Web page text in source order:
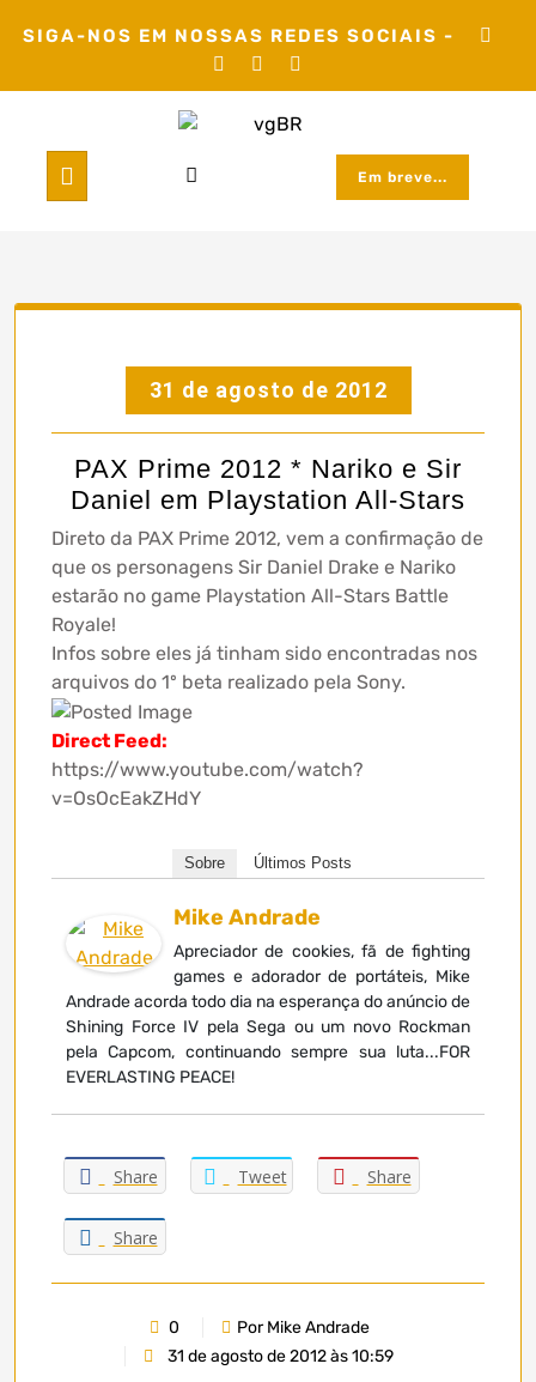
SIGA-NOS EM NOSSAS REDES SOCIAIS -
Em breve...
31 de agosto de 2012
PAX Prime 2012 * Nariko e Sir
Daniel em Playstation All-Stars
Direto da PAX Prime 2012, vem a confirmação de
que os personagens Sir Daniel Drake e Nariko
estarão no game Playstation All-Stars Battle
Royale!
Infos sobre eles já tinham sido encontradas nos
arquivos do 1º beta realizado pela Sony.
Direct Feed:
https://www.youtube.com/watch?
v=OsOcEakZHdY
Sobre Últimos Posts
Mike Andrade
Apreciador de cookies, fã de fighting
games e adorador de portáteis, Mike
Andrade acorda todo dia na esperança do anúncio de
Shining Force IV pela Sega ou um novo Rockman
pela Capcom, continuando sempre sua luta...FOR
EVERLASTING PEACE!
Share Tweet Share
Share
0
Por Mike Andrade
31 de agosto de 2012 às 10:59